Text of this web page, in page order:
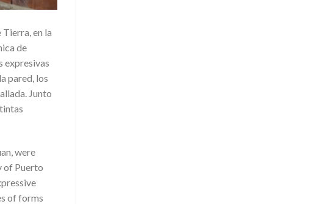
Tierra, en la
de
expresivas
pared, los
Junto
were
of Puerto
of forms